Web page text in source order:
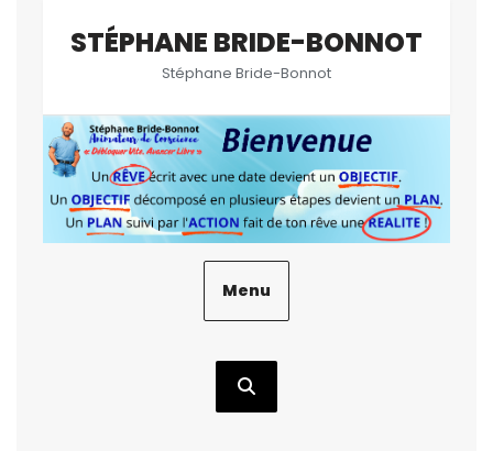
STÉPHANE BRIDE-BONNOT
Stéphane Bride-Bonnot
Menu